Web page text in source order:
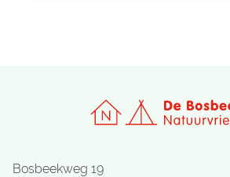
Bosbeekweg 19